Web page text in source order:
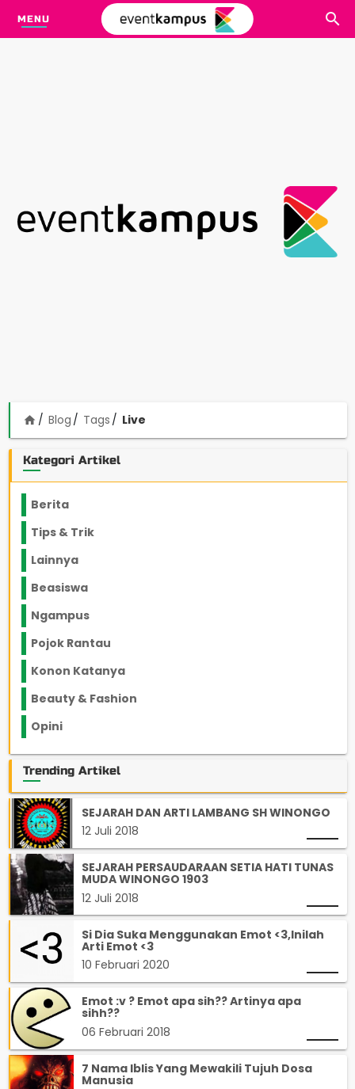
MENU
home Blog Tags Live
Kategori Artikel
Berita
Tips & Trik
Lainnya
Beasiswa
Ngampus
Pojok Rantau
Konon Katanya
Beauty & Fashion
Opini
Trending Artikel
SEJARAH DAN ARTI LAMBANG SH WINONGO
12 Juli 2018
SEJARAH PERSAUDARAAN SETIA HATI TUNAS
MUDA WINONGO 1903
12 Juli 2018
Si Dia Suka Menggunakan Emot <3,Inilah
Arti Emot <3
10 Februari 2020
Emot :v ? Emot apa sih?? Artinya apa
sihh??
06 Februari 2018
7 Nama Iblis Yang Mewakili Tujuh Dosa
Manusia